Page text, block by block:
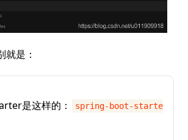
是：
是这样的：
spring-boot-starte